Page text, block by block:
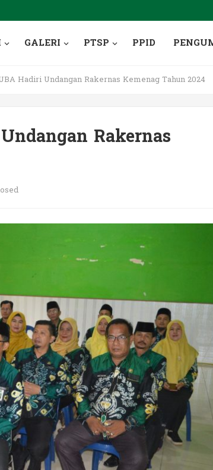
GALERI PTSP PPID
Hadiri Undangan Rakernas Kemenag Tahun 2024
Rakernas